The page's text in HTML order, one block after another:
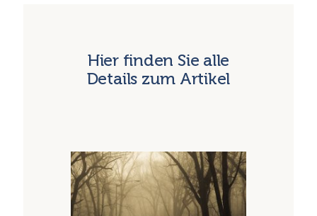
Hier finden Sie alle
Details zum Artikel